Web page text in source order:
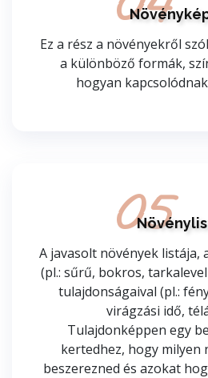
Ez a rész a növényekről
a különböző formák,
hogyan
05
A javasolt növények listája,
(pl.: sűrű, bokros,
tulajdonságaival (pl.:
virágzási idő,
Tulajdonképpen egy
kertedhez, hogy milyen
beszerezned és azokat